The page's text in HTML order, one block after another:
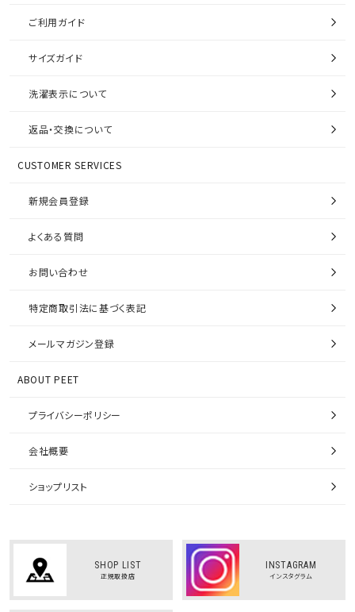
ご利用ガイド
サイズガイド
洗濯表示について
返品・交換について
CUSTOMER SERVICES
新規会員登録
よくある質問
お問い合わせ
特定商取引法に基づく表記
メールマガジン登録
ABOUT PEET
プライバシーポリシー
会社概要
ショップリスト
SHOP LIST
正規取扱店
INSTAGRAM
インスタグラム